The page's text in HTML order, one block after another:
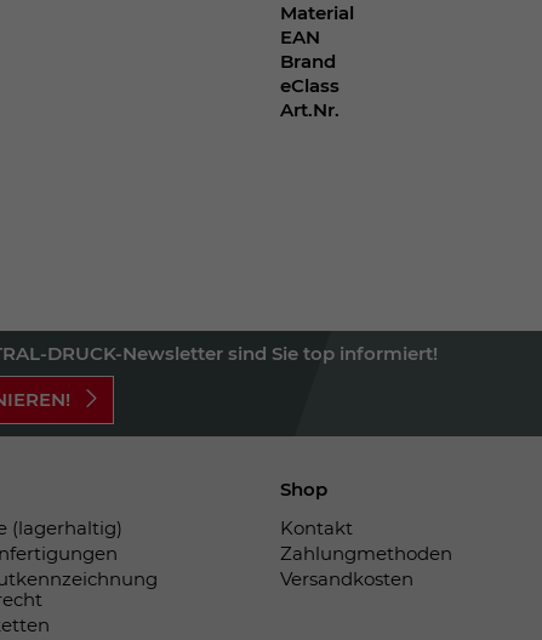
Material
EAN
Brand
eClass
Art.Nr.
DRUCK-Newsletter sind Sie top informiert!
(lagerhaltig)
Shop
Kontakt
Zahlungmethoden
Versandkosten
Dieser Wert speichert Ihre Consent-
Einstellungen. Unter anderem eine zufällig
Anbieter TYPO3
Laufzeit
Webseite anmeldet. Dient zum festhalten